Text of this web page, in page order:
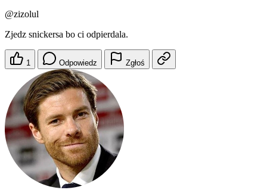
@zizolul
Zjedz snickersa bo ci odpierdala.
1 Odpowiedz Zgłoś